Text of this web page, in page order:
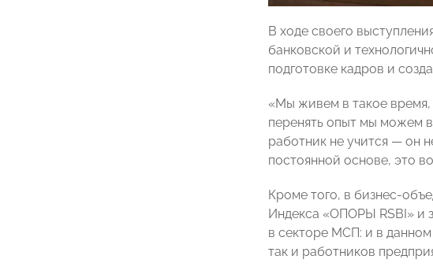
В ходе своего
банковской и
подготовке кадров и
«Мы живем в такое время,
перенять опыт мы можем
работник не учится — он
постоянной основе, это
Кроме того, в бизнес-
Индекса «ОПОРЫ RSBI» и
в секторе МСП: и в данном
так и работников